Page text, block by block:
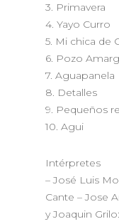
3. Primavera
4. Yayo Curro
5. Mi chica de
6. Pozo
7. Aguapanela
8. Detalles
9. Pequeños
10. Agui
Intérpretes
– José Luis
Cante – Jose
y Joaquin